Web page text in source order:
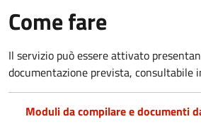
Come fare
Il servizio può essere attivato
documentazione prevista, consultabile
Moduli da compilare e documenti